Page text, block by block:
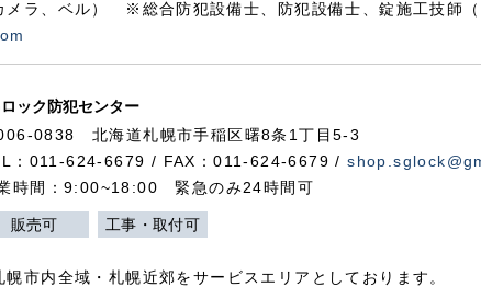
メラ、ベル） ※総合防犯設備士、防犯設備士、錠施工技師
ック防犯センター
0838 北海道札幌市手稲区曙8条1丁目5-3
：011-624-6679 / FAX：011-624-6679 /
時間：9:00~18:00 緊急のみ24時間可
販売可 工事・取付可
市内全域・札幌近郊をサービスエリアとしております。